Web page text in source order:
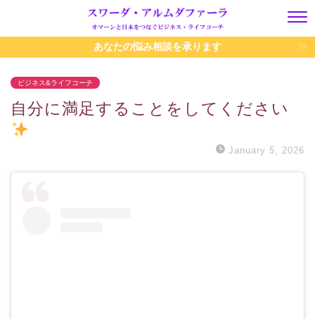
あなたの悩み相談を承ります
ビジネス&ライフコーチ
自分に満足することをしてください
January 5, 2026